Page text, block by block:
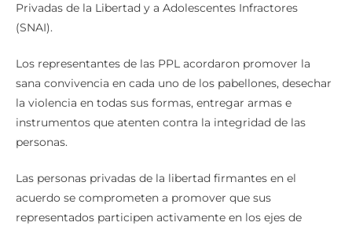
Privadas de la Libertad y a Adolescentes Infractores
(SNAI).
Los representantes de las PPL acordaron promover la
sana convivencia en cada uno de los pabellones, desechar
la violencia en todas sus formas, entregar armas e
instrumentos que atenten contra la integridad de las
personas.
Las personas privadas de la libertad firmantes en el
acuerdo se comprometen a promover que sus
representados participen activamente en los ejes de